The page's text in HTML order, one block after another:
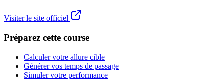
Visiter le site officiel
Préparez cette course
Calculer votre allure cible
Générer vos temps de passage
Simuler votre performance